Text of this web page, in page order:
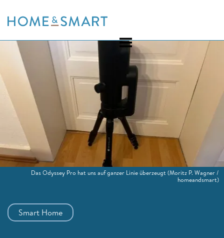
to
Smart Home
Das Odyssey Pro hat uns auf ganzer Linie überzeugt (Moritz P. Wagner /
homeandsmart)